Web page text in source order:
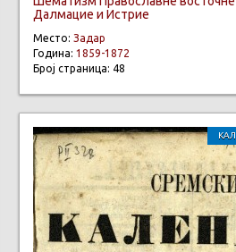
Далмацие и Истрие
Место: Задар
Година: 1859-1872
Број страница: 48